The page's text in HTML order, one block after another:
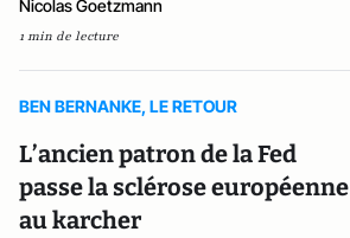
Nicolas Goetzmann
1 min de lecture
BEN BERNANKE, LE RETOUR
L’ancien patron de la Fed
passe la sclérose européenne
au karcher